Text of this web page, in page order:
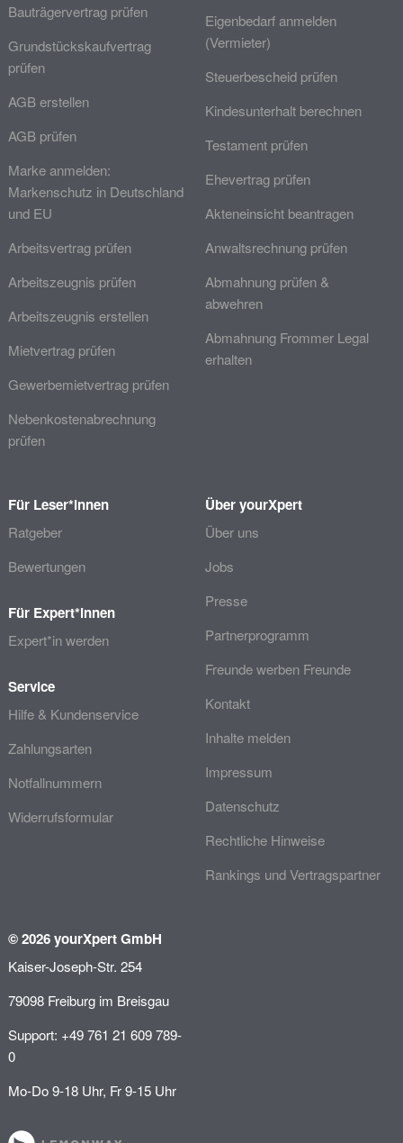
Bauträgervertrag prüfen
Grundstückskaufvertrag
prüfen
AGB erstellen
AGB prüfen
Marke anmelden:
Markenschutz in Deutschland
und EU
Arbeitsvertrag prüfen
Arbeitszeugnis prüfen
Arbeitszeugnis erstellen
Mietvertrag prüfen
Gewerbemietvertrag prüfen
Nebenkostenabrechnung
prüfen
Eigenbedarf anmelden
(Vermieter)
Steuerbescheid prüfen
Kindesunterhalt berechnen
Testament prüfen
Ehevertrag prüfen
Akteneinsicht beantragen
Anwaltsrechnung prüfen
Abmahnung prüfen &
abwehren
Abmahnung Frommer Legal
erhalten
Für Leser*innen
Ratgeber
Bewertungen
Für Expert*innen
Expert*in werden
Service
Hilfe & Kundenservice
Zahlungsarten
Notfallnummern
Widerrufsformular
Über yourXpert
Über uns
Jobs
Presse
Partnerprogramm
Freunde werben Freunde
Kontakt
Inhalte melden
Impressum
Datenschutz
Rechtliche Hinweise
Rankings und Vertragspartner
© 2026 yourXpert GmbH
Kaiser-Joseph-Str. 254
79098 Freiburg im Breisgau
Support: +49 761 21 609 789-
0
Mo-Do 9-18 Uhr, Fr 9-15 Uhr